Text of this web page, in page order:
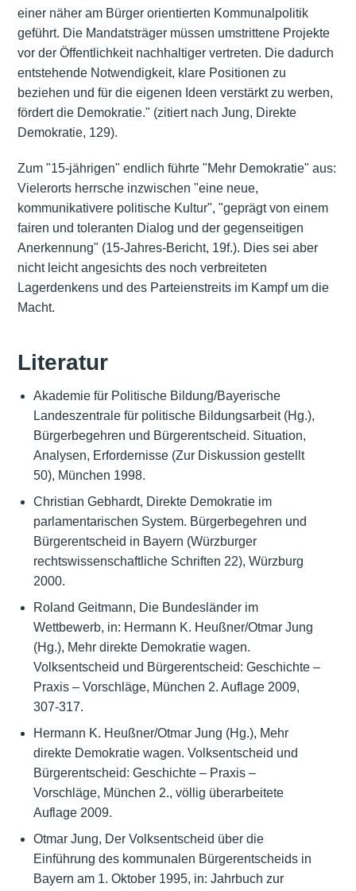
einer näher am Bürger orientierten Kommunalpolitik
geführt. Die Mandatsträger müssen umstrittene Projekte
vor der Öffentlichkeit nachhaltiger vertreten. Die dadurch
entstehende Notwendigkeit, klare Positionen zu
beziehen und für die eigenen Ideen verstärkt zu werben,
fördert die Demokratie." (zitiert nach Jung, Direkte
Demokratie, 129).
Zum "15-jährigen" endlich führte "Mehr Demokratie" aus:
Vielerorts herrsche inzwischen "eine neue,
kommunikativere politische Kultur", "geprägt von einem
fairen und toleranten Dialog und der gegenseitigen
Anerkennung" (15-Jahres-Bericht, 19f.). Dies sei aber
nicht leicht angesichts des noch verbreiteten
Lagerdenkens und des Parteienstreits im Kampf um die
Macht.
Literatur
Akademie für Politische Bildung/Bayerische
Landeszentrale für politische Bildungsarbeit (Hg.),
Bürgerbegehren und Bürgerentscheid. Situation,
Analysen, Erfordernisse (Zur Diskussion gestellt
50), München 1998.
Christian Gebhardt, Direkte Demokratie im
parlamentarischen System. Bürgerbegehren und
Bürgerentscheid in Bayern (Würzburger
rechtswissenschaftliche Schriften 22), Würzburg
2000.
Roland Geitmann, Die Bundesländer im
Wettbewerb, in: Hermann K. Heußner/Otmar Jung
(Hg.), Mehr direkte Demokratie wagen.
Volksentscheid und Bürgerentscheid: Geschichte –
Praxis – Vorschläge, München 2. Auflage 2009,
307-317.
Hermann K. Heußner/Otmar Jung (Hg.), Mehr
direkte Demokratie wagen. Volksentscheid und
Bürgerentscheid: Geschichte – Praxis –
Vorschläge, München 2., völlig überarbeitete
Auflage 2009.
Otmar Jung, Der Volksentscheid über die
Einführung des kommunalen Bürgerentscheids in
Bayern am 1. Oktober 1995, in: Jahrbuch zur